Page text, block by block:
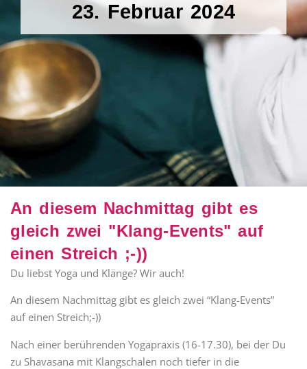
23. Februar 2024
An diesem Nachmittag gibt es
gleich zwei "Klang-Events" auf
einen Streich ;-))
Du liebst Yoga und Klänge? Wir auch!
An diesem Nachmittag gibt es gleich zwei “Klang-Events”
auf einen Streich;-))
Nach einer berührenden Yogapraxis (16-17.30), bei der Du
zu Shavasana mit Klangschalen noch tiefer in die